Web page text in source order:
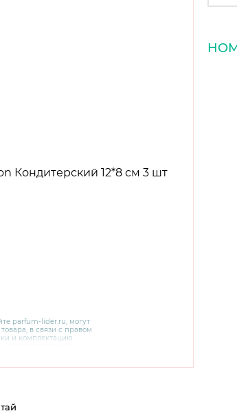
parfum-lider.ru, могут
в связи с правом
и комплектацию